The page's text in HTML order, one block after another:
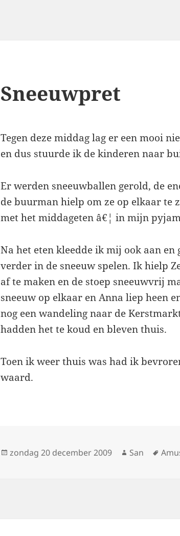
Sneeuwpret
Tegen deze middag lag er een mooi
en dus stuurde ik de kinderen naar
Er werden sneeuwballen gerold, de
de buurman hielp om ze op elkaar te
met het middageten â€¦ in mijn
Na het eten kleedde ik mij ook aan
verder in de sneeuw spelen. Ik hielp
af te maken en de stoep sneeuwvrij
sneeuw op elkaar en Anna liep heen
nog een wandeling naar de
hadden het te koud en bleven thuis.
Toen ik weer thuis was had ik
waard.
Geplaatst
zondag 20 december 2009 Auteur
San Tags